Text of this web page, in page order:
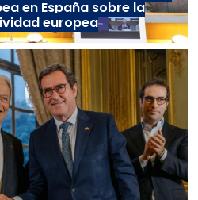
en España sobre la
europea